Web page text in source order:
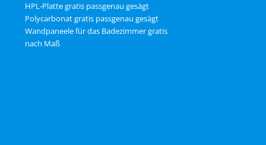
HPL-Platte gratis passgenau gesägt
Polycarbonat gratis passgenau gesägt
Wandpaneele für das Badezimmer gratis
nach Maß